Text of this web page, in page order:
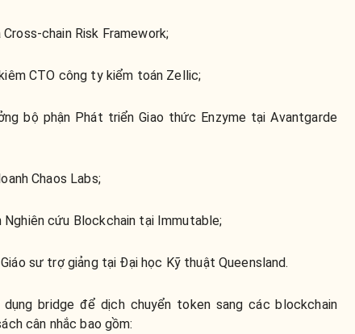
chain Risk Framework;
CTO công ty kiểm toán Zellic;
bộ phận Phát triển Giao thức Enzyme tại Avantgarde
Chaos Labs;
cứu Blockchain tại Immutable;
sư trợ giảng tại Đại học Kỹ thuật Queensland.
bridge để dịch chuyển token sang các blockchain
cân nhắc bao gồm: